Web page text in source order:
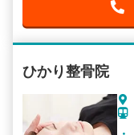
ひかり整骨院